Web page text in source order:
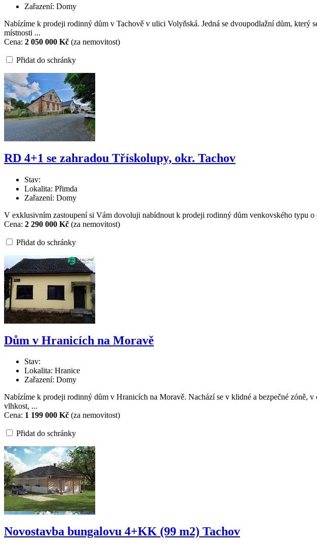
Zařazení: Domy
Nabízíme k prodeji rodinný dům v Tachově v ulici Volyňská. Jedná se dvoupodlažní dům, který
místnosti ...
Cena: 2 050 000 Kč (za nemovitost)
Přidat do schránky
RD 4+1 se zahradou Třískolupy, okr. Tachov
Stav:
Lokalita: Přimda
Zařazení: Domy
V exklusivním zastoupení si Vám dovoluji nabídnout k prodeji rodinný dům venkovského typu
Cena: 2 290 000 Kč (za nemovitost)
Přidat do schránky
Dům v Hranicích na Moravě
Stav:
Lokalita: Hranice
Zařazení: Domy
Nabízíme k prodeji rodinný dům v Hranicích na Moravě. Nachází se v klidné a bezpečné zóně,
vlhkost, ...
Cena: 1 199 000 Kč (za nemovitost)
Přidat do schránky
Novostavba bungalovu 4+KK (99 m2) Tachov